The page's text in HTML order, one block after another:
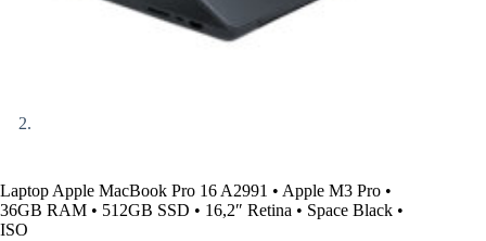
Laptop Apple MacBook Pro 16 A2991 • Apple M3 Pro •
36GB RAM • 512GB SSD • 16,2″ Retina • Space Black •
ISO